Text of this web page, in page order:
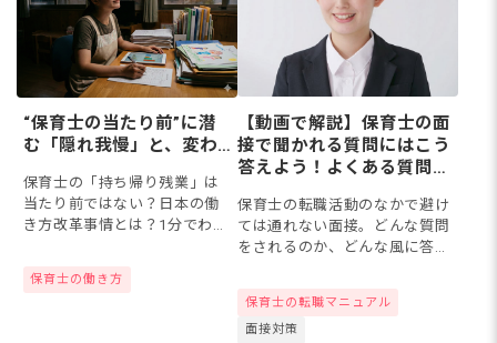
“保育士の当たり前”に潜
む「隠れ我慢」と、変わ
保育士の「持ち帰り残業」は
当たり前ではない？日本の働
き方改革事情とは？1分でわか
方をチェックしてみましょ
保育士の働き方
【動画で解説】保育士の面
接で聞かれる質問にはこう
答えよう！よくある質問内
保育士の転職活動のなかで避け
ては通れない面接。どんな質問
をされるのか、どんな風に答え
ょう！今回は、保育士の面接で
よく聞かれる質問や受け答えの
保育士の転職マニュアル
面接対策